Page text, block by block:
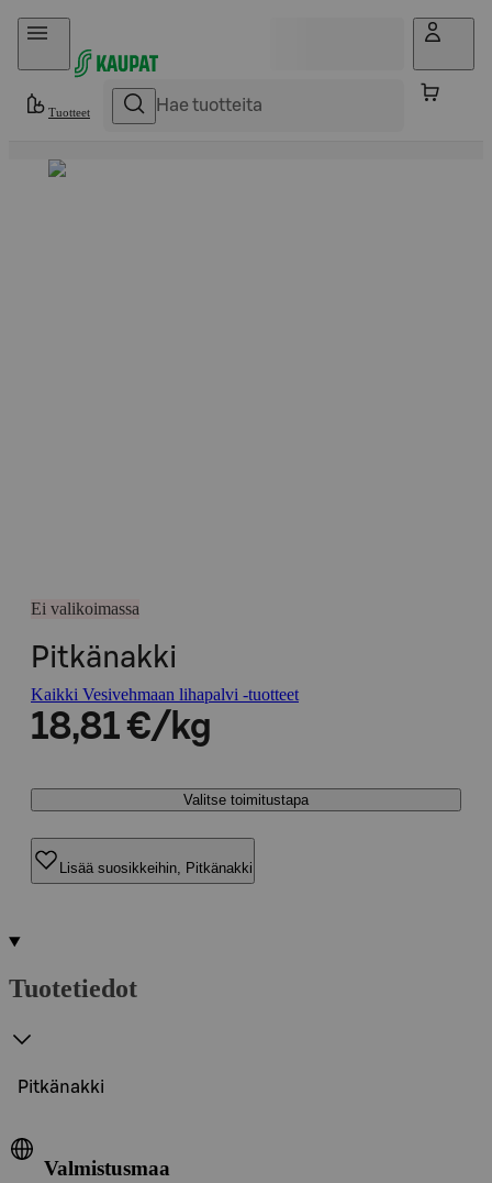
Hyppää sisältöön
Tuotteet
Ei valikoimassa
Pitkänakki
Kaikki Vesivehmaan lihapalvi -tuotteet
18,81 €/kg
Valitse toimitustapa
Lisää suosikkeihin, Pitkänakki
Tuotetiedot
Pitkänakki
Valmistusmaa